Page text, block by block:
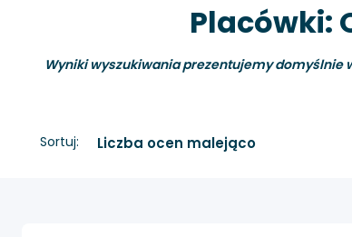
Placówki:
Wyniki wyszukiwania prezentujemy domyślnie
Sortuj: